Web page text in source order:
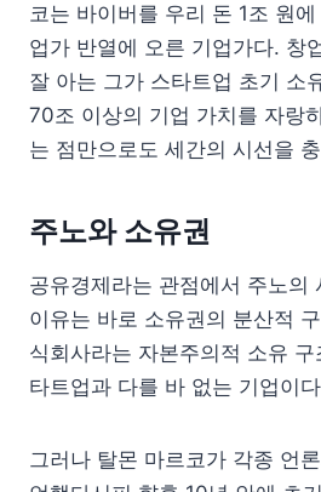
코는 바이버를 우리 돈 1조 원
업가 반열에 오른 기업가다. 창
잘 아는 그가 스타트업 초기 소
70조 이상의 기업 가치를 자랑
는 점만으로도 세간의 시선을
주노와 소유권
공유경제라는 관점에서 주노의
이유는 바로 소유권의 분산적
식회사라는 자본주의적 소유
타트업과 다를 바 없는 기업이
그러나 탈몬 마르코가 각종 언